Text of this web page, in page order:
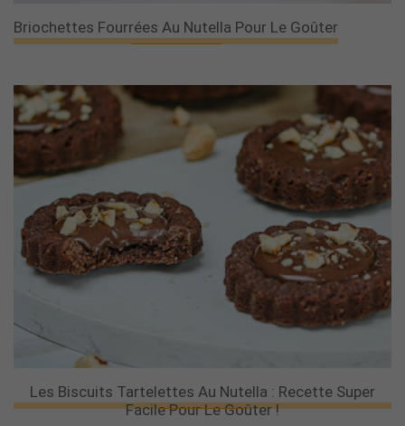
Briochettes Fourrées Au Nutella Pour Le Goûter
Les Biscuits Tartelettes Au Nutella : Recette Super
Facile Pour Le Goûter !